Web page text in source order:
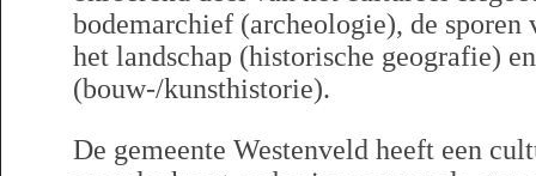
bodemarchief (archeologie), de
het landschap (historische geografie)
(bouw-/kunsthistorie).
De gemeente Westenveld heeft een